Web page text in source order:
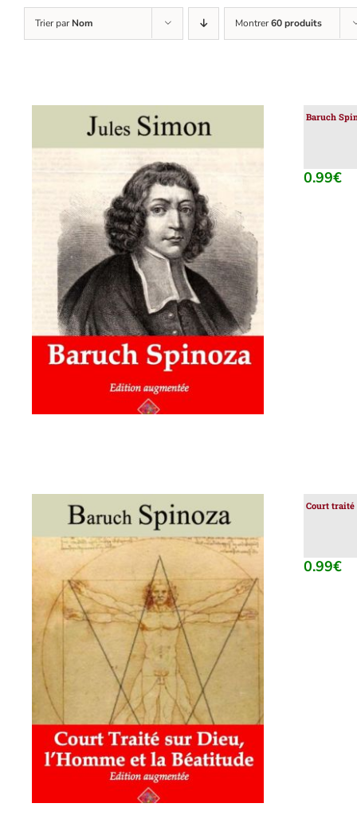
Trier parNom Montrer60 produits
AJOUTER AU PANIER / DÉTAILS
Baruch
0.99€
AJOUTER AU PANIER DÉTAILS
Court traité
0.99€